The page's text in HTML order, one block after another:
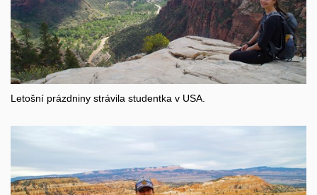
Letošní prázdniny strávila studentka v USA.